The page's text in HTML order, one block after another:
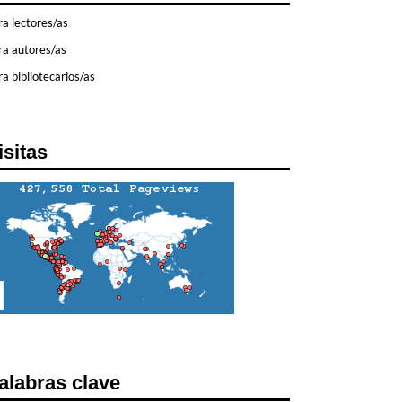
lectores/as
autores/as
bibliotecarios/as
clave